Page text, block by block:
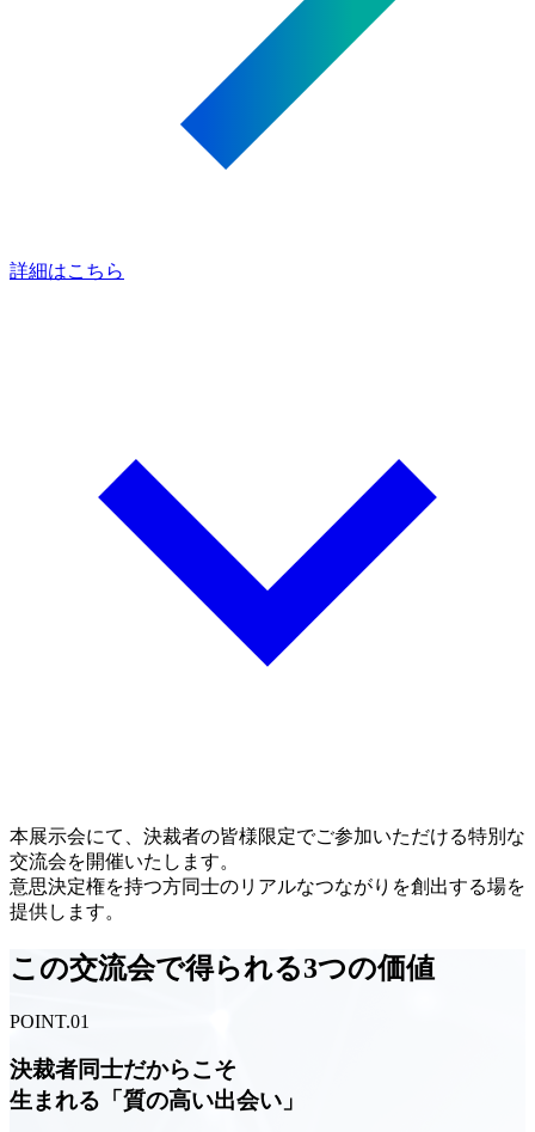
詳細はこちら
本展示会にて、決裁者の皆様限定でご参加いただける特別な
交流会を開催いたします。
意思決定権を持つ方同士のリアルなつながりを創出する場を
提供します。
この交流会で得られる3つの価値
POINT.01
決裁者同士だからこそ
生まれる「質の高い出会い」